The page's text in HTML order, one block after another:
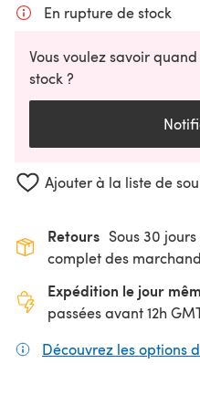
En rupture de stock
Vous voulez savoir
stock ?
Ajouter à la liste de
Retours Sous 30
complet des
Expédition le jour
passées avant 12h
Découvrez les options